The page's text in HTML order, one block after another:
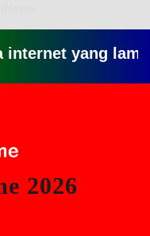
yang lambat
2026